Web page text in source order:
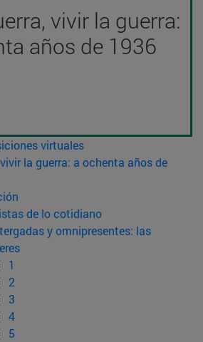
vivir la guerra:
años de 1936
virtuales
la guerra: a ochenta años de
de lo cotidiano
y omnipresentes: las
1
2
3
4
5